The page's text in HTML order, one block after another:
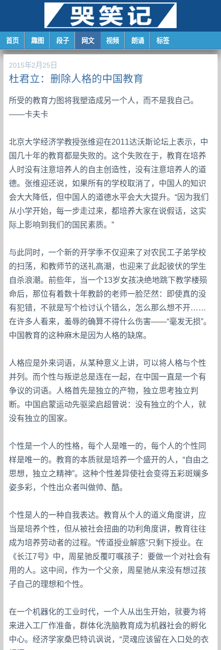
首页 趣图 段子 网文 视频 朗诵 标签
2015年2月25日
杜君立：删除人格的中国教育
所受的教育力图将我塑造成另一个人，而不是我自己。
——卡夫卡
北京大学经济学教授张维迎在2011达沃斯论坛上表示，中
国几十年的教育都是失败的。这个失败在于，教育在培养
人时没有注意培养人的自主创造性，没有注意培养人的道
德。张维迎还说，如果所有的学校取消了，中国人的知识
会大大降低，但中国人的道德水平会大大提升。“因为我们
从小学开始，每一步走过来，都培养大家在说假话，这实
际上影响到我们的国民素质。”
与此同时，一个新的开学季不仅迎来了对农民工子弟学校
的扫荡，和教师节的送礼高潮，也迎来了此起彼伏的学生
自杀浪潮。前些年，当一个13岁女孩决绝地跳下教学楼殒
命后，那位有着数十年教龄的老师一脸茫然：即使真的没
有犯错，不就是写个检讨认个错么，怎么那么想不开……
在许多人看来，羞辱的确算不得什么伤害——“毫发无损”。
中国教育的这种麻木是因为人格的缺席。
人格应是外来词语，从某种意义上讲，可以将人格与个性
并列。而个性与叛逆总是连在一起，在中国一直是一个有
争议的词语。人格首先是独立的产物，独立思考独立判
断。中国启蒙运动先驱梁启超曾说：没有独立的个人，就
没有独立的国家。
个性是一个人的性格，每个人是唯一的，每个人的个性同
样是唯一的。教育的本质就是培养一个盛开的人，“自由之
思想，独立之精神”。这种个性差异使社会变得五彩斑斓多
姿多彩，个性出众者叫做帅、酷。
个性是人的一种自我表达。教育从个人的道义角度讲，应
当是培养个性，但从被社会扭曲的功利角度讲，教育往往
成为培养劳动者的过程。“传道授业解惑”只剩下授业。在
《长江7号》中，周星驰反覆叮嘱孩子：要做一个对社会有
用的人。这中间，作为一个父亲，周星驰从来没有想过孩
子自己的理想和个性。
在一个机器化的工业时代，一个人从出生开始，就要为将
来进入工厂作准备，群体化洗脑教育成为机器社会的孵化
中心。经济学家桑巴特讥讽说，“灵魂应该留在入口处的衣